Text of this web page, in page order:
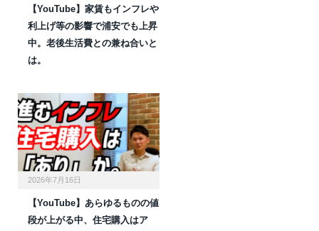
【YouTube】家賃もインフレや
利上げ等の影響で浦安でも上昇
中。老後生活費との兼ね合いと
は。
2026年7月16日
【YouTube】あらゆるものの値
段が上がる中、住宅購入はア